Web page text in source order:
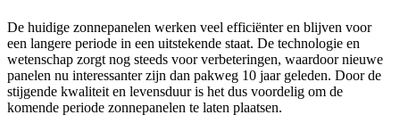
De huidige zonnepanelen werken veel efficiënter en blijven voor
een langere periode in een uitstekende staat. De technologie en
wetenschap zorgt nog steeds voor verbeteringen, waardoor nieuwe
panelen nu interessanter zijn dan pakweg 10 jaar geleden. Door de
stijgende kwaliteit en levensduur is het dus voordelig om de
komende periode zonnepanelen te laten plaatsen.